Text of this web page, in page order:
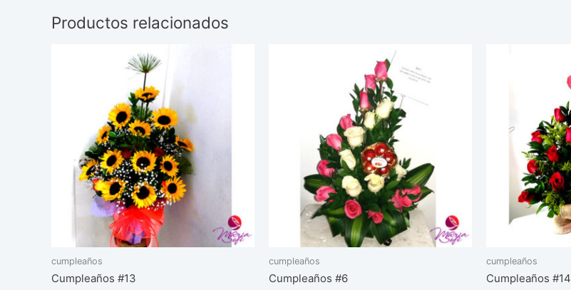
Productos relacionados
cumpleaños
Cumpleaños #13
cumpleaños
Cumpleaños #6
cumpleaños
Cumpleaños #14